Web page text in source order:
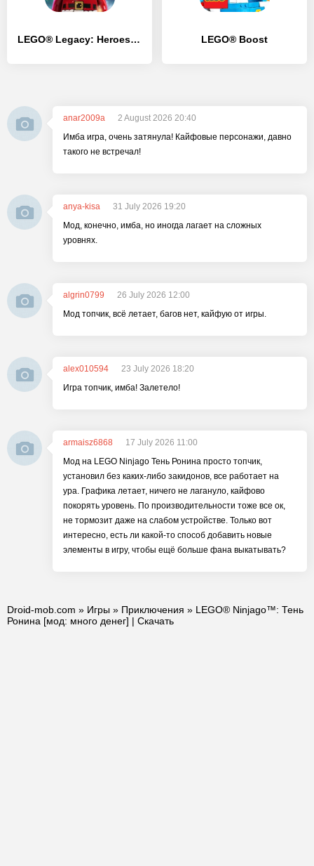
LEGO® Legacy: Heroes Unboxed LEGO® Boost
anar2009a
2 August 2026 20:40
Имба игра, очень затянула! Кайфовые персонажи, давно
такого не встречал!
anya-kisa
31 July 2026 19:20
Мод, конечно, имба, но иногда лагает на сложных
уровнях.
algrin0799
26 July 2026 12:00
Мод топчик, всё летает, багов нет, кайфую от игры.
alex010594
23 July 2026 18:20
Игра топчик, имба! Залетело!
armaisz6868
17 July 2026 11:00
Мод на LEGO Ninjago Тень Ронина просто топчик,
установил без каких-либо закидонов, все работает на
ура. Графика летает, ничего не лагануло, кайфово
покорять уровень. По производительности тоже все ок,
не тормозит даже на слабом устройстве. Только вот
интересно, есть ли какой-то способ добавить новые
элементы в игру, чтобы ещё больше фана выкатывать?
Droid-mob.com » Игры » Приключения » LEGO® Ninjago™: Тень
Ронина [мод: много денег] | Скачать